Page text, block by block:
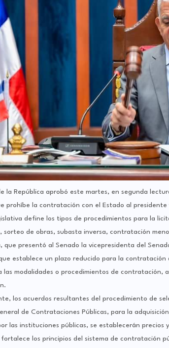
la República aprobó este martes, en segunda
prohíbe la contratación con el Estado al
define los tipos de procedimientos para la
sorteo de obras, subasta inversa, contratación
que presentó al Senado la vicepresidenta del
establece un plazo reducido para la contratación
las modalidades o procedimientos de
los acuerdos resultantes del procedimiento de
de Contrataciones Públicas, para la
las instituciones públicas, se establecerán
los principios del sistema de contratación